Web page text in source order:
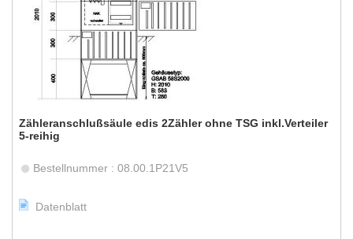
Zähleranschlußsäule edis 2Zähler ohne TSG inkl.Verteiler
5-reihig
Bestellnummer : 08.00.1P21V5
Datenblatt